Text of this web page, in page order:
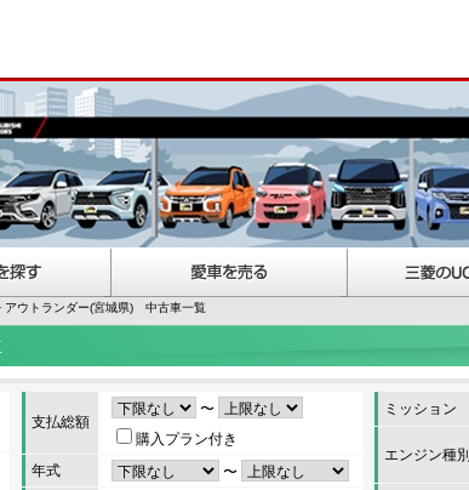
アウトランダー(宮城県) 中古車一覧
支払総額
〜
購入プラン付き
年式
〜
ミッション
エンジン種別